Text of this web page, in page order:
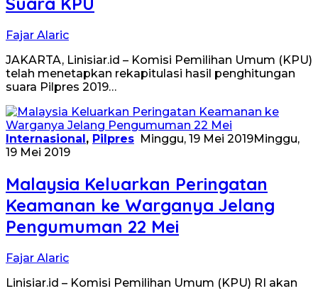
Fajar Alaric
JAKARTA, Linisiar.id – Komisi Pemilihan Umum (KPU)
telah menetapkan rekapitulasi hasil penghitungan
suara Pilpres 2019…
Internasional, Pilpres Minggu, 19 Mei 2019Minggu,
19 Mei 2019
Malaysia Keluarkan Peringatan
Keamanan ke Warganya Jelang
Pengumuman 22 Mei
Fajar Alaric
Linisiar.id – Komisi Pemilihan Umum (KPU) RI akan